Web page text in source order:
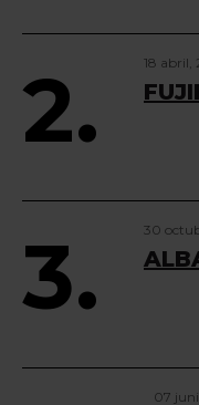
2. 18 abril,
3. 30
07